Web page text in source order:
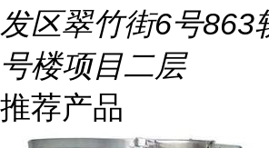
发区翠竹街6号863
号楼项目二层
推荐产品